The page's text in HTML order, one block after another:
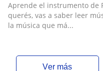
Aprende el instrumento de
querés, vas a saber leer
la música que má...
ver más